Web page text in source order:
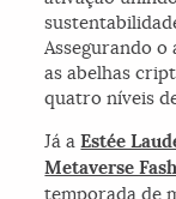
Assegurando o
as abelhas
quatro níveis
Já aEstée
Metaverse
temporada de